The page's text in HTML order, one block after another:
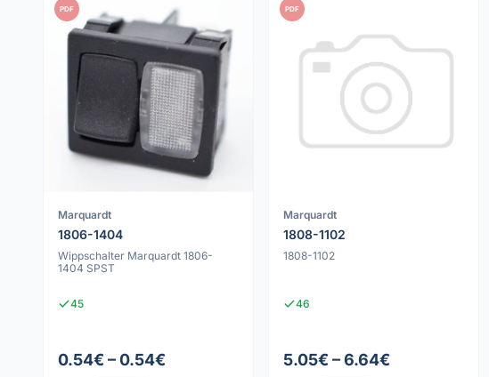
PDF
Marquardt
1806-1404
Wippschalter Marquardt 1806-
1404 SPST
45
0.54€ – 0.54€
PDF
Marquardt
1808-1102
1808-1102
46
5.05€ – 6.64€